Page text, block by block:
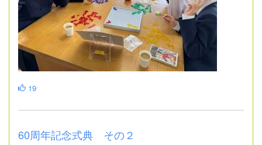
19
60周年記念式典 その２